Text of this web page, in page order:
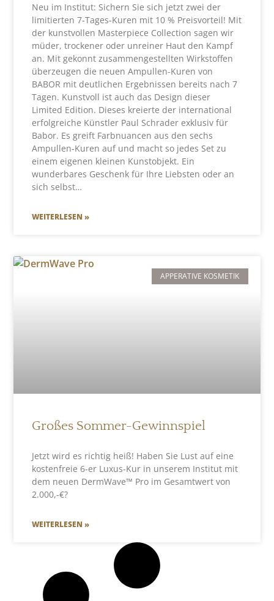
Neu im Institut: Sichern Sie sich jetzt zwei der
limitierten 7-Tages-Kuren mit 10 % Preisvorteil! Mit
der kunstvollen Masterpiece Collection sagen wir
müder, trockener oder unreiner Haut den Kampf
an. Mit gekonnt zusammengestellten Wirkstoffen
überzeugen die neuen Ampullen-Kuren von
BABOR mit deutlichen Ergebnissen bereits nach 7
Tagen. Kunstvoll ist auch das Design dieser
Limited Edition. Dieses kreierte der international
erfolgreiche Künstler Paul Schrader exklusiv für
Babor. Es greift Farbnuancen aus den sechs
Ampullen-Kuren auf und macht so jedes Set zu
einem eigenen kleinen Kunstobjekt. Ein
wunderbares Geschenk für Ihre Liebsten oder an
sich selbst…
WEITERLESEN »
APPERATIVE KOSMETIK
Großes Sommer-Gewinnspiel
Jetzt wird es richtig heiß! Haben Sie Lust auf eine
kostenfreie 6-er Luxus-Kur in unserem Institut mit
dem neuen DermWave™ Pro im Gesamtwert von
2.000,-€?
WEITERLESEN »